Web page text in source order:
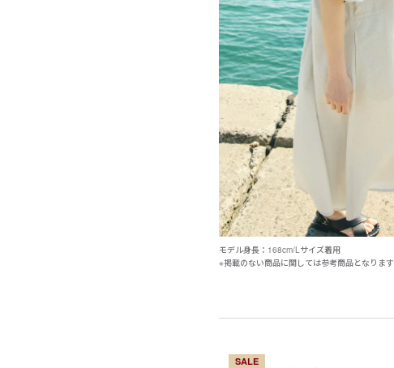
モデル身長：168cm/Lサイズ着用
※掲載のない商品に関しては参考商品となります
SALE